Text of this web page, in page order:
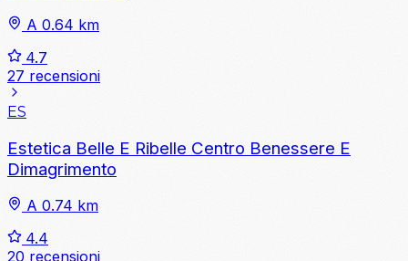
A 0.64 km
4.7
27 recensioni
ES
Estetica Belle E Ribelle Centro Benessere E
Dimagrimento
A 0.74 km
4.4
20 recensioni